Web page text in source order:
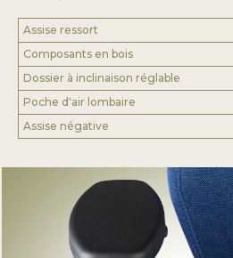
Assise ressort
Composants en bois
Dossier à inclinaison réglable
Poche d'air lombaire
Assise négative